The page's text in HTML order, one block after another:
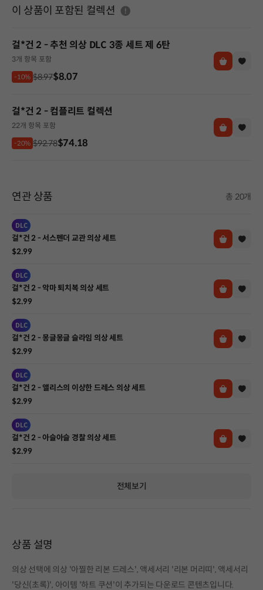
이 상품이 포함된 컬렉션 도움말
걸*건 2 - 추천 의상 DLC 3종 세트 제 6탄
3개 항목 포함
-10% $8.97$8.07
걸*건 2 - 컴플리트 컬렉션
22개 항목 포함
-20% $92.78$74.18
연관 상품 총 20개
DLC
걸*건 2 - 서스펜더 교관 의상 세트
$2.99
DLC
걸*건 2 - 악마 퇴치복 의상 세트
$2.99
DLC
걸*건 2 - 몽글몽글 슬라임 의상 세트
$2.99
DLC
걸*건 2 - 앨리스의 이상한 드레스 의상 세트
$2.99
DLC
걸*건 2 - 아슬아슬 경찰 의상 세트
$2.99
전체보기
상품 설명
의상 선택에 의상 '아찔한 리본 드레스', 액세서리 '리본 머리띠', 액세서리
'당신(초록)', 아이템 '하트 쿠션'이 추가되는 다운로드 콘텐츠입니다.